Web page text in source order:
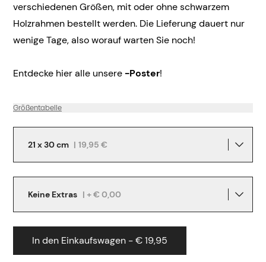
verschiedenen Größen, mit oder ohne schwarzem
Holzrahmen bestellt werden. Die Lieferung dauert nur
wenige Tage, also worauf warten Sie noch!
Entdecke hier alle unsere-Poster!
Größentabelle
21 x 30 cm | 19,95 €
Keine Extras | + € 0,00
In den Einkaufswagen - € 19,95